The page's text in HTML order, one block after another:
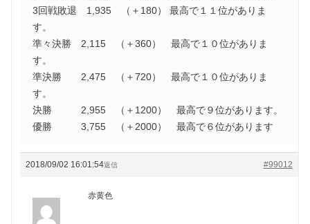
3回戦敗退 1,935 （＋180） 最高で１１位がありま
す。
準々決勝 2,115 （＋360） 最高で１０位がありま
す。
準決勝 2,475 （＋720） 最高で１０位がありま
す。
決勝 2,955 （＋1200） 最高で９位があります。
優勝 3,755 （＋2000） 最高で６位があります
2018/09/02 16:01:54 #99012
返信
赤黄色